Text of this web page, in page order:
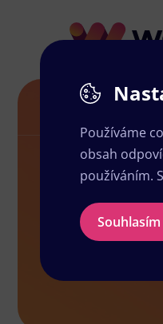
Používáme
obsah
používáním.
Souhlasím